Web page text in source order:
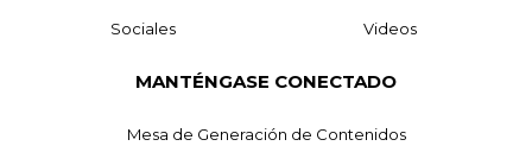
Sociales Videos
MANTÉNGASE CONECTADO
Mesa de Generación de Contenidos